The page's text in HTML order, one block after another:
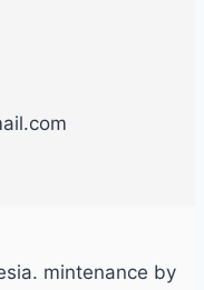
mintenance by